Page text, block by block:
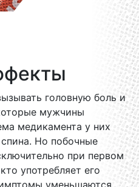
головную боль и
мужчины
медикамента у них
Но побочные
при первом
употребляет его
уменьшаются